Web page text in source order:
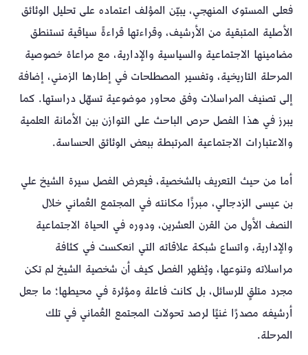
فعلى المستوى المنهجي، يبيّن المؤلف اعتماده على تحليل الوثائق
الأصلية المتبقية من الأرشيف، وقراءتها قراءةً سياقية تستنطق
مضامينها الاجتماعية والسياسية والإدارية، مع مراعاة خصوصية
المرحلة التاريخية، وتفسير المصطلحات في إطارها الزمني، إضافة
إلى تصنيف المراسلات وفق محاور موضوعية تسهّل دراستها. كما
يبرز في هذا الفصل حرص الباحث على التوازن بين الأمانة العلمية
والاعتبارات الاجتماعية المرتبطة ببعض الوثائق الحساسة.
أما من حيث التعريف بالشخصية، فيعرض الفصل سيرة الشيخ علي
بن عيسى الزدجالي، مبرزًا مكانته في المجتمع العُماني خلال
النصف الأول من القرن العشرين، ودوره في الحياة الاجتماعية
والإدارية، واتساع شبكة علاقاته التي انعكست في كثافة
مراسلاته وتنوعها، ويُظهر الفصل كيف أن شخصية الشيخ لم تكن
مجرد متلقٍ للرسائل، بل كانت فاعلة ومؤثرة في محيطها؛ ما جعل
أرشيفه مصدرًا غنيًا لرصد تحولات المجتمع العُماني في تلك
المرحلة.